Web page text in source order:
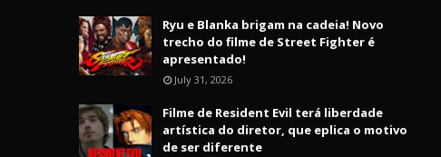
Ryu e Blanka brigam na cadeia! Novo
trecho do filme de Street Fighter é
apresentado!
July 31, 2026
Filme de Resident Evil terá liberdade
artística do diretor, que eplica o motivo
de ser diferente